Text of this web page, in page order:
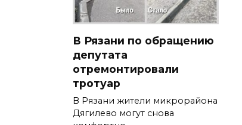
В Рязани по обращению
депутата
отремонтировали
тротуар
В Рязани жители микрорайона
Дягилево могут снова